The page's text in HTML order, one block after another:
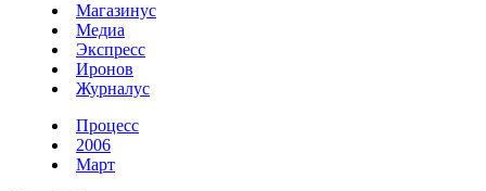
Магазинус
Медиа
Экспресс
Иронов
Журналус
Процесс
2006
Март